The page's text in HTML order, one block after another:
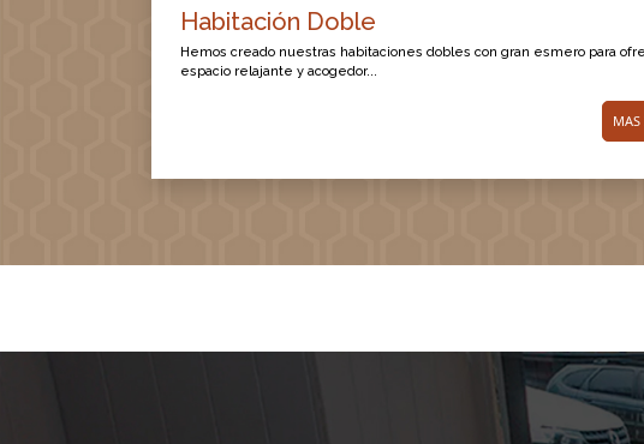
Habitación Doble
Hemos creado nuestras habitaciones dobles con gran esmero para
espacio relajante y acogedor...